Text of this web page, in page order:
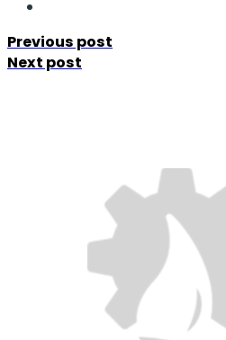
Previous post
Next post